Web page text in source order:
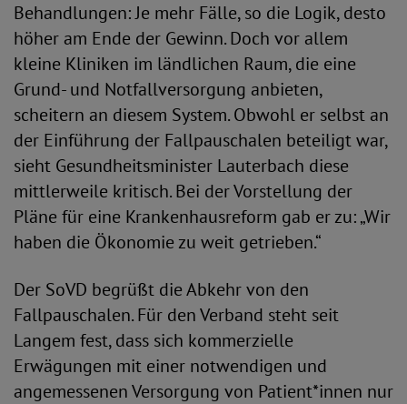
Behandlungen: Je mehr Fälle, so die Logik, desto
höher am Ende der Gewinn. Doch vor allem
kleine Kliniken im ländlichen Raum, die eine
Grund- und Notfallversorgung anbieten,
scheitern an diesem System. Obwohl er selbst an
der Einführung der Fallpauschalen beteiligt war,
sieht Gesundheitsminister Lauterbach diese
mittlerweile kritisch. Bei der Vorstellung der
Pläne für eine Krankenhausreform gab er zu: „Wir
haben die Ökonomie zu weit getrieben.“
Der SoVD begrüßt die Abkehr von den
Fallpauschalen. Für den Verband steht seit
Langem fest, dass sich kommerzielle
Erwägungen mit einer notwendigen und
angemessenen Versorgung von Patient*innen nur